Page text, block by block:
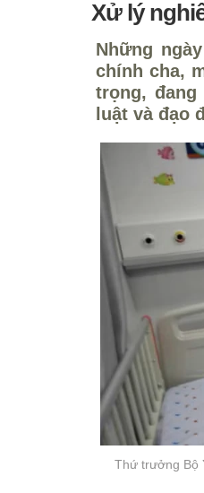
Xử lý
Những
chính cha,
trọng,
luật và đạo
Thứ trưởng Bộ